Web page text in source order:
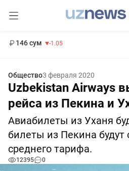
146 сум -1.05
Общество3 февраля 2020
Uzbekistan Airways
рейса из Пекина и
Авиабилеты из Уханя
билеты из Пекина будут
среднего тарифа.
12395 0